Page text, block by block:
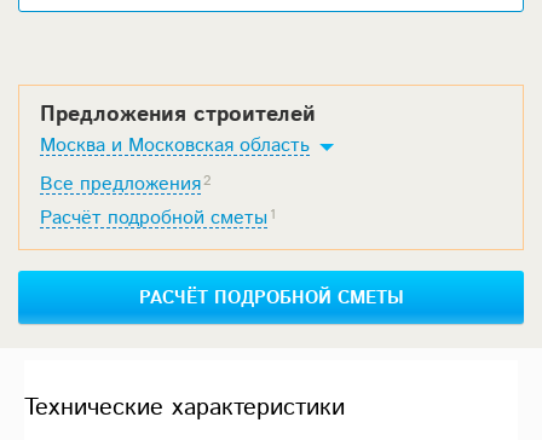
Предложения строителей
Москва и Московская область
Все предложения2
Расчёт подробной сметы 1
РАСЧЁТ ПОДРОБНОЙ СМЕТЫ
Технические характеристики